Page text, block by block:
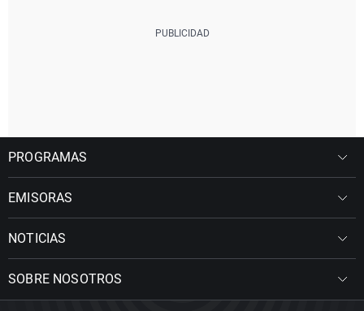
PROGRAMAS
EMISORAS
NOTICIAS
SOBRE NOSOTROS